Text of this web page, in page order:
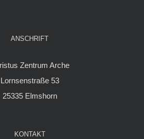
ANSCHRIFT
Zentrum Arche
Lornsenstraße 53
25335 Elmshorn
KONTAKT